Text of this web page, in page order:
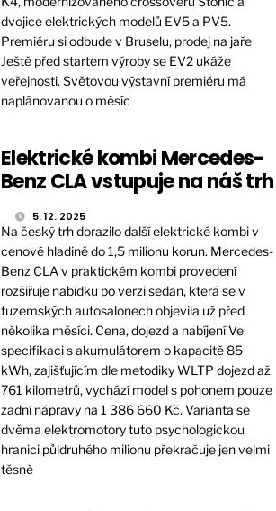
dvojice elektrických modelů EV5 a PV5.
Premiéru si odbude v Bruselu, prodej na jaře
Ještě před startem výroby se EV2 ukáže
veřejnosti. Světovou výstavní premiéru má
naplánovanou o měsíc
Elektrické kombi Mercedes-
Benz CLA vstupuje na náš trh
5. 12. 2025
Na český trh dorazilo další elektrické kombi v
cenové hladině do 1,5 milionu korun. Mercedes-
Benz CLA v praktickém kombi provedení
rozšiřuje nabídku po verzi sedan, která se v
tuzemských autosalonech objevila už před
několika měsíci. Cena, dojezd a nabíjení Ve
specifikaci s akumulátorem o kapacitě 85
kWh, zajišťujícím dle metodiky WLTP dojezd až
761 kilometrů, vychází model s pohonem pouze
zadní nápravy na 1 386 660 Kč. Varianta se
dvěma elektromotory tuto psychologickou
hranici půldruhého milionu překračuje jen velmi
těsně